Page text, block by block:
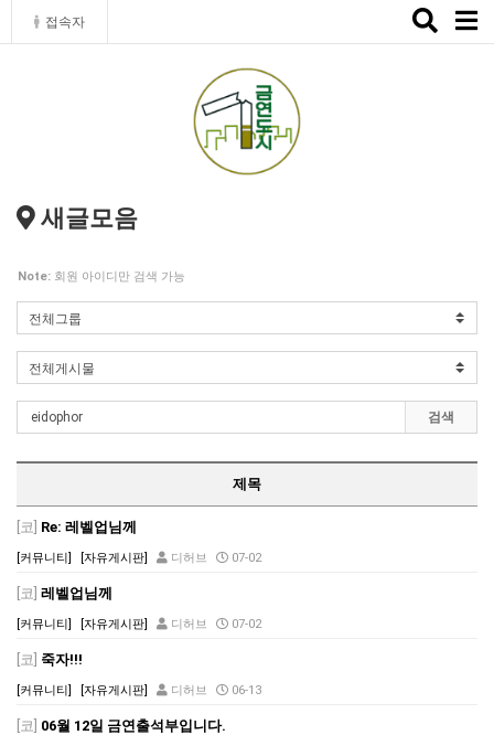
접속자
Toggle
새글모음
Note: 회원 아이디만 검색 가능
검색
제목
[코] Re: 레벨업님께
[커뮤니티] [자유게시판] 디허브 07-02
[코] 레벨업님께
[커뮤니티] [자유게시판] 디허브 07-02
[코] 죽자!!!
[커뮤니티] [자유게시판] 디허브 06-13
[코] 06월 12일 금연출석부입니다.